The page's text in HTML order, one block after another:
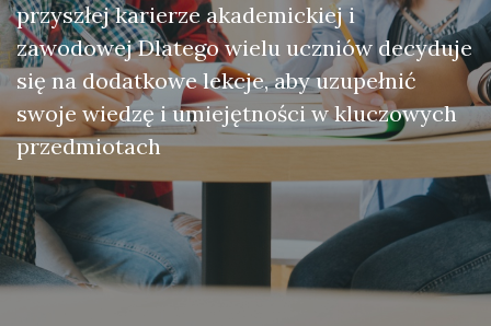
przyszłej karierze akademickiej i
zawodowej Dlatego wielu uczniów decyduje
się na dodatkowe lekcje, aby uzupełnić
swoje wiedzę i umiejętności w kluczowych
przedmiotach